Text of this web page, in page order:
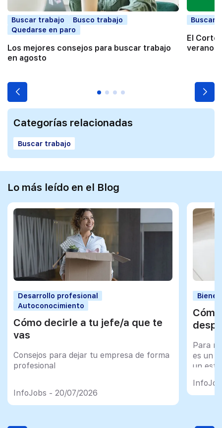
Buscar trabajo
Busco trabajo
Quedarse en paro
Los mejores consejos para buscar trabajo
en agosto
Buscar
El Corte
verano
Categorías relacionadas
Buscar trabajo
Lo más leído en el Blog
Desarrollo profesional
Autoconocimiento
Cómo decirle a tu jefe/a que te
vas
Consejos para dejar tu empresa de forma
profesional
InfoJobs - 20/07/2026
Para
es un
un